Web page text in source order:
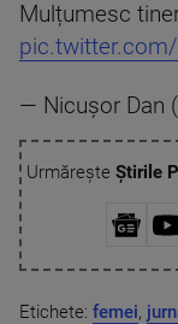
Mulțumesc
pic.twitter.com/
— Nicușor Dan
Urmărește Știrile
Etichete: femei,